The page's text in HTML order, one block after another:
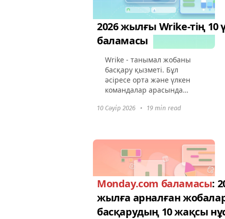
2026 жылғы Wrike-тің 10
баламасы
Wrike - танымал жобаны
басқару қызметі. Бұл
әсіресе орта және үлкен
командалар арасында
себебі оның икемді жұмыс
интеграциялау мүмкіндігі...
10 Сәуір 2026 • 19 min read
Monday.com баламасы:
жылға арналған
басқарудың 10 жақсы